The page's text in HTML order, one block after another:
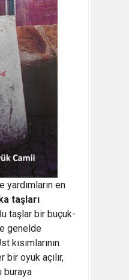
yardımların en
taşları
taşlar bir buçuk-
genelde
kısımlarının
bir oyuk açılır,
buraya